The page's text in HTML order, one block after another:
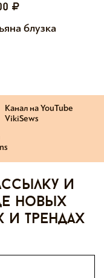
блузка
Канал на YouTube
VikiSews
и
новых
и трендах